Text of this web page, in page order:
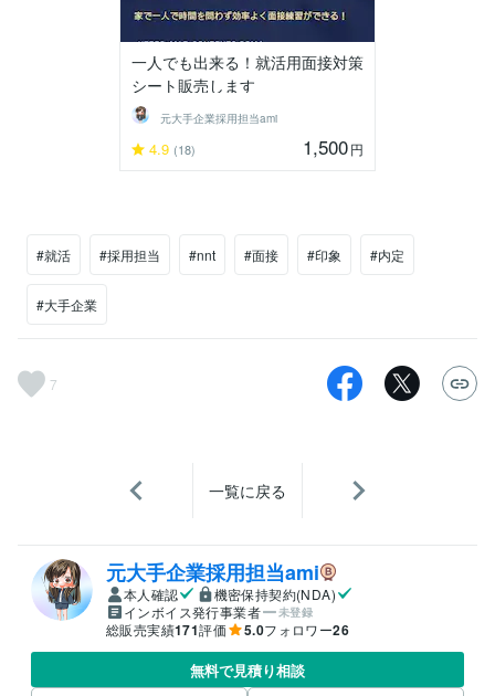
一人でも出来る！就活用面接対策
シート販売します
元大手企業採用担当ami
4.9 (18) 1,500円
#就活 #採用担当 #nnt #面接 #印象 #内定
#大手企業
7
一覧に戻る
元大手企業採用担当ami
本人確認
機密保持契約(NDA)
インボイス発行事業者
未登録
総販売実績171評価 5.0フォロワー26
無料で見積り相談